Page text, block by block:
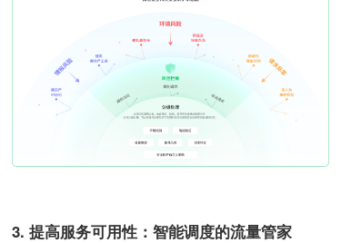
3. 提高服务可用性：智能调度的流量管家